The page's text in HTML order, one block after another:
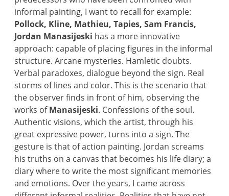
informal painting, I want to recall for example:
Pollock, Kline, Mathieu, Tapies, Sam Francis,
Jordan Manasijeski has a more innovative
approach: capable of placing figures in the informal
structure. Arcane mysteries. Hamletic doubts.
Verbal paradoxes, dialogue beyond the sign. Real
storms of lines and color. This is the scenario that
the observer finds in front of him, observing the
works ofManasijeski. Confessions of the soul.
Authentic visions, which the artist, through his
great expressive power, turns into a sign. The
gesture is that of action painting. Jordan screams
his truths on a canvas that becomes his life diary; a
diary where to write the most significant memories
and emotions. Over the years, I came across